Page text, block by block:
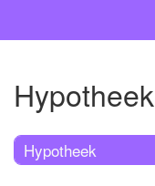
Hypotheek
Hypotheek